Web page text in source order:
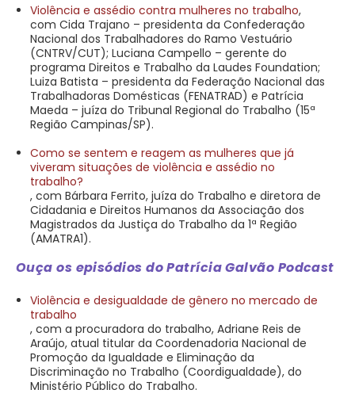
Violência e assédio contra mulheres no trabalho,
com Cida Trajano – presidenta da Confederação
Nacional dos Trabalhadores do Ramo Vestuário
(CNTRV/CUT); Luciana Campello – gerente do
programa Direitos e Trabalho da Laudes Foundation;
Luiza Batista – presidenta da Federação Nacional das
Trabalhadoras Domésticas (FENATRAD) e Patrícia
Maeda – juíza do Tribunal Regional do Trabalho (15ª
Região Campinas/SP).
Como se sentem e reagem as mulheres que já
viveram situações de violência e assédio no
trabalho?
, com Bárbara Ferrito, juíza do Trabalho e diretora de
Cidadania e Direitos Humanos da Associação dos
Magistrados da Justiça do Trabalho da 1ª Região
(AMATRA1).
Ouça os episódios do Patrícia Galvão Podcast
Violência e desigualdade de gênero no mercado de
trabalho
, com a procuradora do trabalho, Adriane Reis de
Araújo, atual titular da Coordenadoria Nacional de
Promoção da Igualdade e Eliminação da
Discriminação no Trabalho (Coordigualdade), do
Ministério Público do Trabalho.